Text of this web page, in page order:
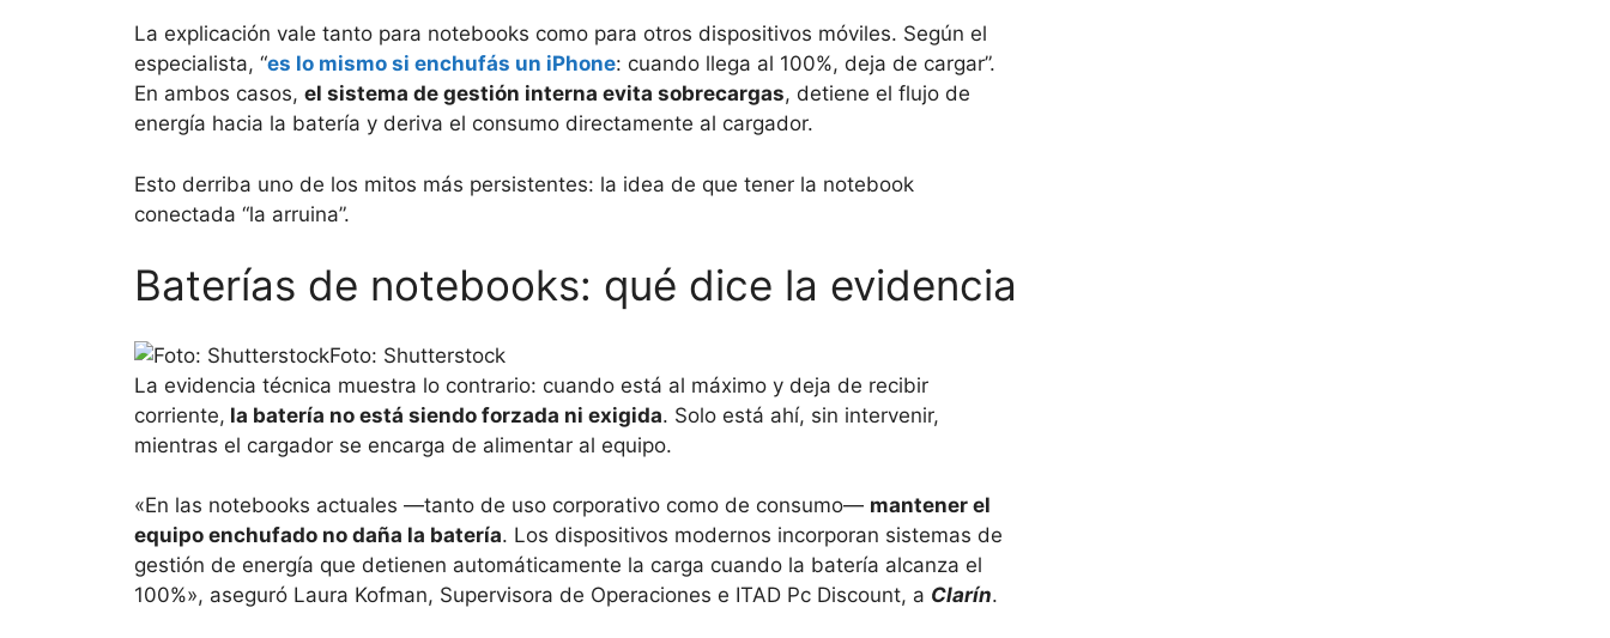
La explicación vale tanto para notebooks como para otros dispositivos móviles. Según el
especialista, “es lo mismo si enchufás un iPhone: cuando llega al 100%, deja de cargar”.
En ambos casos, el sistema de gestión interna evita sobrecargas, detiene el flujo de
energía hacia la batería y deriva el consumo directamente al cargador.
Esto derriba uno de los mitos más persistentes: la idea de que tener la notebook
conectada “la arruina”.
Baterías de notebooks: qué dice la evidencia
Foto: Shutterstock
La evidencia técnica muestra lo contrario: cuando está al máximo y deja de recibir
corriente, la batería no está siendo forzada ni exigida. Solo está ahí, sin intervenir,
mientras el cargador se encarga de alimentar al equipo.
«En las notebooks actuales —tanto de uso corporativo como de consumo— mantener el
equipo enchufado no daña la batería. Los dispositivos modernos incorporan sistemas de
gestión de energía que detienen automáticamente la carga cuando la batería alcanza el
100%», aseguró Laura Kofman, Supervisora de Operaciones e ITAD Pc Discount, a Clarín.